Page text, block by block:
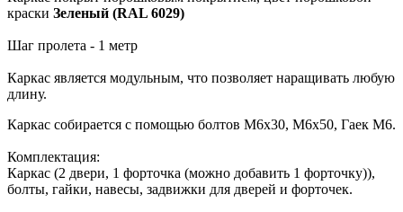
краски Зеленый (RAL 6029)
Шаг пролета - 1 метр
Каркас является модульным, что позволяет наращивать любую
длину.
Каркас собирается с помощью болтов М6х30, М6х50, Гаек М6.
Комплектация:
Каркас (2 двери, 1 форточка (можно добавить 1 форточку)),
болты, гайки, навесы, задвижки для дверей и форточек.